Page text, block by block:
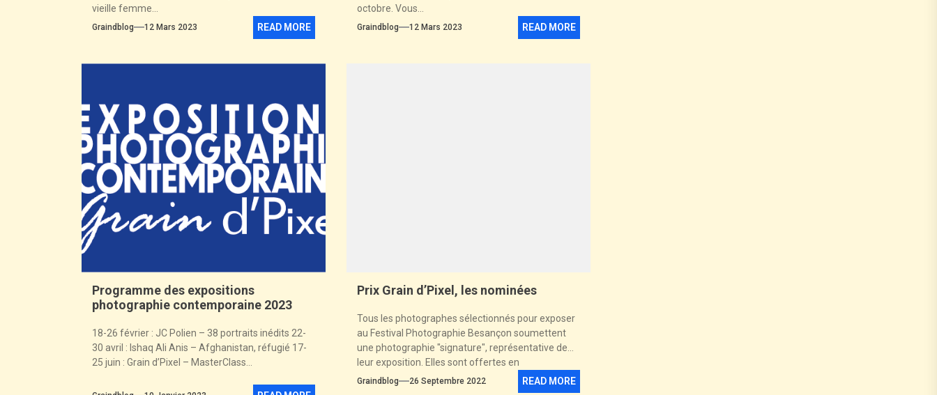
vieille femme...
Graindblog 12 Mars 2023 READ MORE
octobre. Vous...
Graindblog 12 Mars 2023 READ MORE
Programme des expositions
photographie contemporaine 2023
18-26 février : JC Polien – 38 portraits inédits 22-
30 avril : Ishaq Ali Anis – Afghanistan, réfugié 17-
25 juin : Grain d’Pixel – MasterClass...
Prix Grain d’Pixel, les nominées
Tous les photographes sélectionnés pour exposer
au Festival Photographie Besançon soumettent
une photographie "signature", représentative de
leur exposition. Elles sont offertes en
remerciements aux donateurs...
Graindblog 26 Septembre 2022 READ MORE